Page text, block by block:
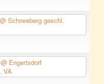
@ Schneeberg geschl.
@ Engertsdorf
VA